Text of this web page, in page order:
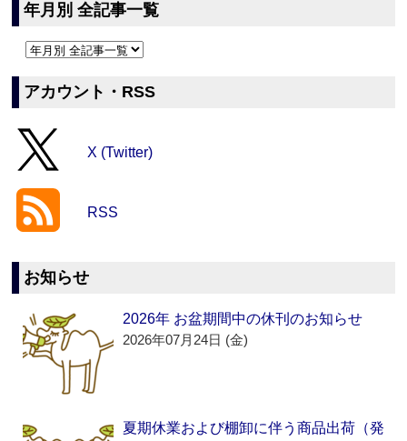
年月別 全記事一覧
アカウント・RSS
X (Twitter)
RSS
お知らせ
2026年 お盆期間中の休刊のお知らせ
2026年07月24日 (金)
夏期休業および棚卸に伴う商品出荷（発